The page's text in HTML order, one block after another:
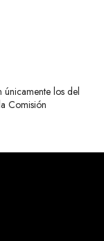
únicamente los del
Comisión